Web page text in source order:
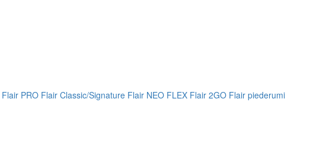
Flair PRO Flair Classic/Signature Flair NEO FLEX Flair 2GO Flair piederumi